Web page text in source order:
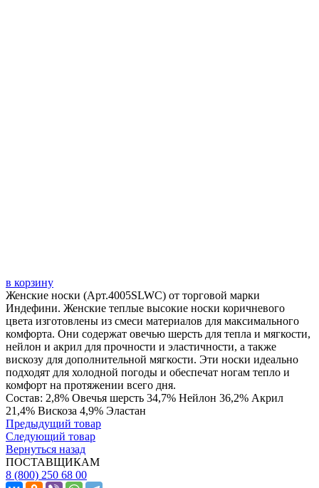
в корзину
Женские носки (Арт.4005SLWC) от торговой марки
Индефини. Женские теплые высокие носки коричневого
цвета изготовлены из смеси материалов для максимального
комфорта. Они содержат овечью шерсть для тепла и мягкости,
нейлон и акрил для прочности и эластичности, а также
вискозу для дополнительной мягкости. Эти носки идеально
подходят для холодной погоды и обеспечат ногам тепло и
комфорт на протяжении всего дня.
Состав: 2,8% Овечья шерсть 34,7% Нейлон 36,2% Акрил
21,4% Вискоза 4,9% Эластан
Предыдущий товар
Следующий товар
Вернуться назад
ПОСТАВЩИКАМ
8 (800) 250 68 00